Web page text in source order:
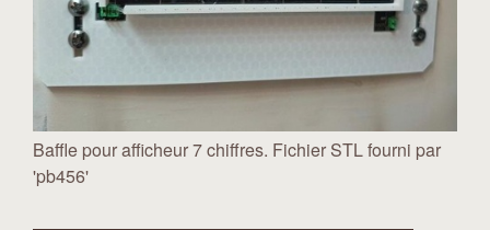
Baffle pour afficheur 7 chiffres. Fichier STL fourni par
'pb456'